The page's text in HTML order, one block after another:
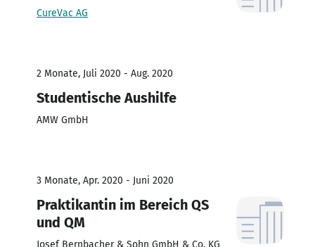
CureVac AG
2 Monate, Juli 2020 - Aug. 2020
Studentische Aushilfe
AMW GmbH
3 Monate, Apr. 2020 - Juni 2020
Praktikantin im Bereich QS
und QM
Josef Bernbacher & Sohn GmbH & Co. KG